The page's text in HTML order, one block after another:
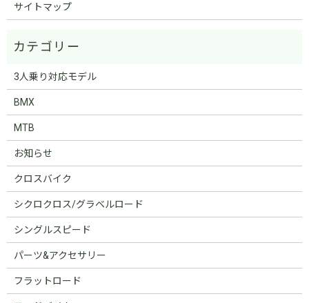
サイトマップ
3人乗り対応モデル
BMX
MTB
お知らせ
クロスバイク
シクロクロス/グラベルロード
シングルスピード
パーツ&アクセサリー
フラットロード